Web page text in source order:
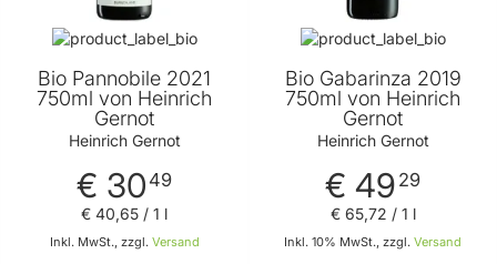
Bio Pannobile 2021
750ml von Heinrich
Gernot
Heinrich Gernot
€ 30 49
Inkl. MwSt., zzgl. Versand
€ 40,65 / 1 l
Bio Gabarinza 2019
750ml von Heinrich
Gernot
Heinrich Gernot
€ 49 29
Inkl. 10% MwSt., zzgl. Versand
€ 65,72 / 1 l